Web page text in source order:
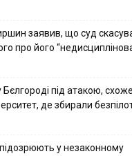
заявив, що суд
про його
Бєлгороді під атакою,
де збирали
у незаконному